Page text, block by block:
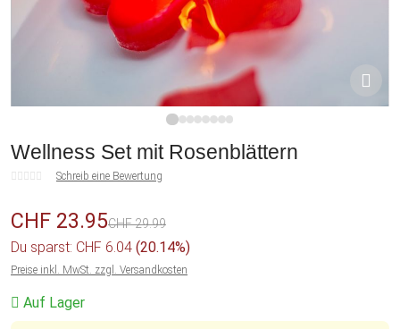
Wellness Set mit Rosenblättern
Schreib eine Bewertung
CHF 23.95CHF 29.99
Du sparst: CHF 6.04 (20.14%)
Preise inkl. MwSt. zzgl. Versandkosten
Auf Lager